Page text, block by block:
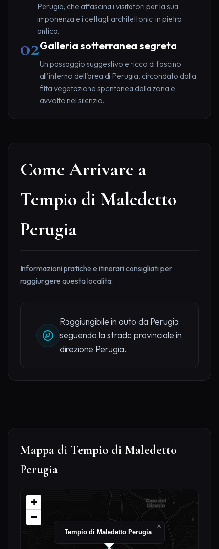
Perugia, che affascina i visitatori per la sua
imponenza e i dettagli architettonici in pietra
antica.
02Galleria sotterranea segreta
Un passaggio suggestivo e ricco di fascino
all'interno dell'area di Perugia, circondato dalla
fitta vegetazione spontanea della zona e
avvolto nel silenzio.
Come Arrivare a
Tempio di Maledetto
Perugia
Informazioni pratiche e itinerari consigliati per
raggiungere questa località:
Raggiungibile in auto da Perugia
seguendo la strada provinciale in
direzione Perugia.
Mappa di Tempio di Maledetto
Perugia
Tempio di Maledetto Perugia
×
+
−